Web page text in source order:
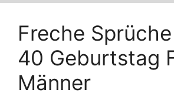
Freche
40 Geburtstag
Männer